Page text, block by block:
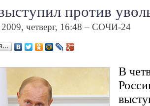
против
2009, четверг, 16:48 – СОЧИ-24
В